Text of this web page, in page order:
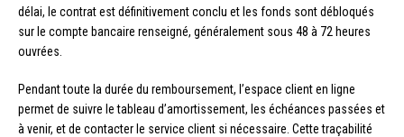
délai, le contrat est définitivement conclu et les fonds sont débloqués
sur le compte bancaire renseigné, généralement sous 48 à 72 heures
ouvrées.
Pendant toute la durée du remboursement, l’espace client en ligne
permet de suivre le tableau d’amortissement, les échéances passées et
à venir, et de contacter le service client si nécessaire. Cette traçabilité